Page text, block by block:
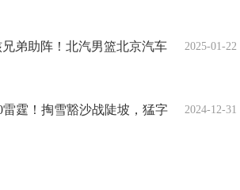
2025-01-22
弟助阵！北汽男篮北京汽车
2024-12-31
雷霆！掏雪豁沙战陡坡，猛字